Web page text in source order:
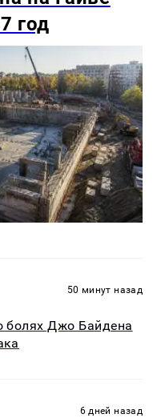
год
50 минут назад
болях Джо Байдена
6 дней назад